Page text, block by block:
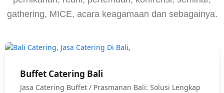
gathering, MICE, acara keagamaan dan sebagainya.
Buffet Catering Bali
Jasa Catering Buffet / Prasmanan Bali: Solusi Lengkap